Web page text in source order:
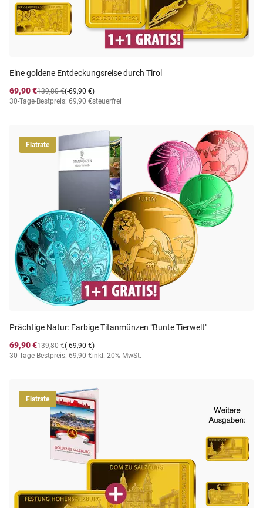
Eine goldene Entdeckungsreise durch Tirol
69,90 €
(-69,90 €)
139,80 €
30-Tage-Bestpreis: 69,90 €steuerfrei
Flatrate
Prächtige Natur: Farbige Titanmünzen "Bunte Tierwelt"
69,90 €
(-69,90 €)
139,80 €
30-Tage-Bestpreis: 69,90 €inkl. 20% MwSt.
Flatrate